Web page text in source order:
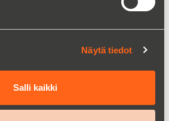
Näytä tiedot
Salli kaikki
NIR viljan analysaattori